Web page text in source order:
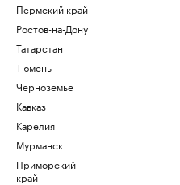
Пермский край
Ростов-на-Дону
Татарстан
Тюмень
Черноземье
Кавказ
Карелия
Мурманск
Приморский
край